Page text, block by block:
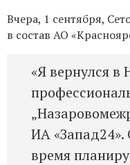
Вчера, 1 сентября,
в состав АО
«Я вернулся в
ИА
время